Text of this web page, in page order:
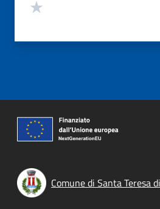
Comune di Santa Teresa